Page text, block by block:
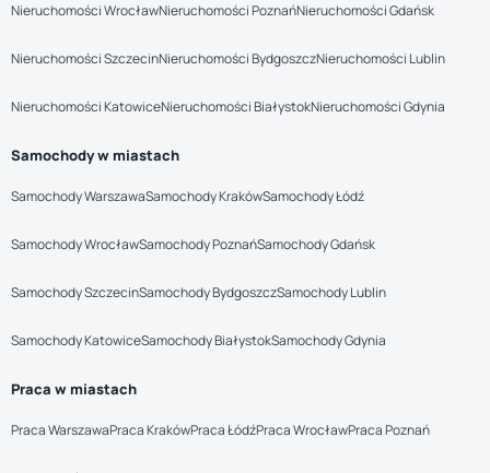
Nieruchomości WrocławNieruchomości PoznańNieruchomości Gdańsk
Nieruchomości SzczecinNieruchomości BydgoszczNieruchomości Lublin
Nieruchomości KatowiceNieruchomości BiałystokNieruchomości Gdynia
Samochody w miastach
Samochody WarszawaSamochody KrakówSamochody Łódź
Samochody WrocławSamochody PoznańSamochody Gdańsk
Samochody SzczecinSamochody BydgoszczSamochody Lublin
Samochody KatowiceSamochody BiałystokSamochody Gdynia
Praca w miastach
Praca WarszawaPraca KrakówPraca ŁódźPraca WrocławPraca Poznań